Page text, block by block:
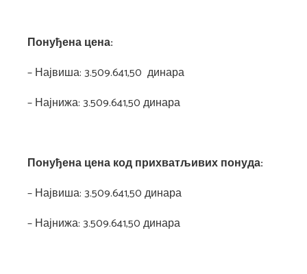
Понуђена цена:
– Највиша: 3.509.641,50 динара
– Најнижа: 3.509.641,50 динара
Понуђена цена код прихватљивих понуда:
– Највиша: 3.509.641,50 динара
– Најнижа: 3.509.641,50 динара